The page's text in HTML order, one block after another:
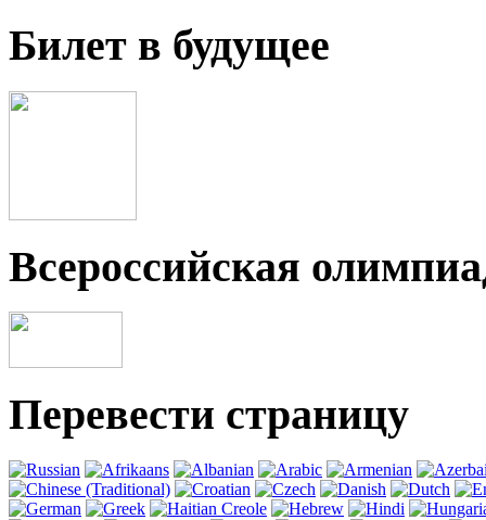
Билет в будущее
Всероссийская
Перевести страницу